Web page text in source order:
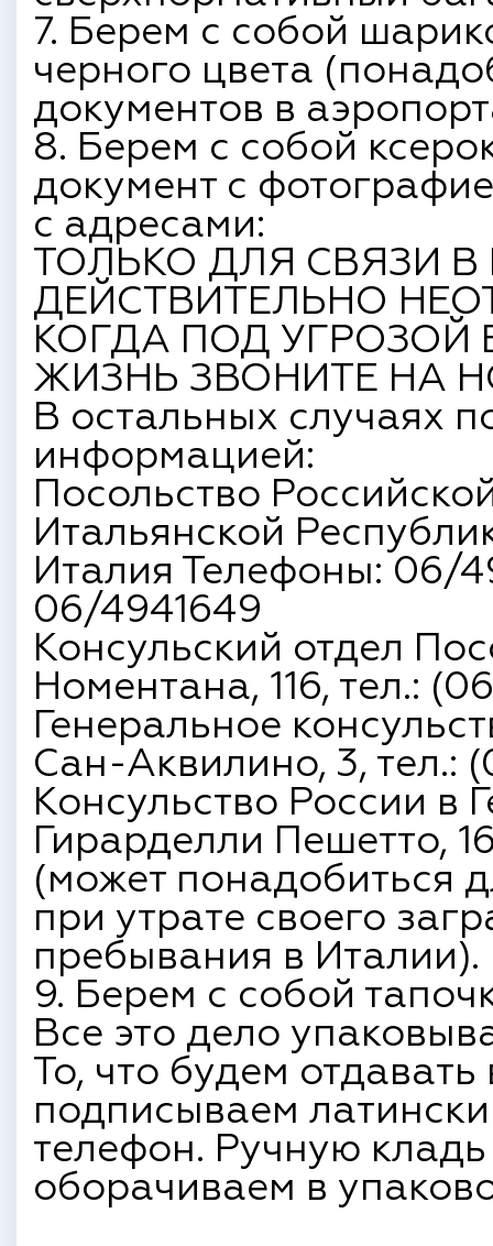
7. Берем с собой
черного цвета
документов в
8. Берем с собой
документ с
с адресами:
ТОЛЬКО ДЛЯ СВЯЗИ В
ДЕЙСТВИТЕЛЬНО
КОГДА ПОД УГРОЗОЙ
ЖИЗНЬ ЗВОНИТЕ НА
В остальных случаях
информацией:
Посольство
Итальянской
Италия Телефоны: 06/
06/4941649
Консульский отдел
Номентана, 116, тел.:
Генеральное
Сан-Аквилино, 3, тел.:
Консульство России в
Гирарделли Пешетто,
(может понадобиться
при утрате своего
пребывания в Италии).
9. Берем с собой
Все это дело
То, что будем
подписываем
телефон. Ручную
оборачиваем в